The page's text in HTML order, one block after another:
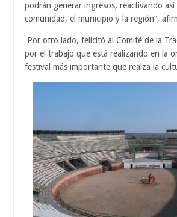
podrán generar ingresos, reactivando así
comunidad, el municipio y la región”,
Por otro lado, felicitó al Comité de la
por el trabajo que está realizando en la
festival más importante que realza la